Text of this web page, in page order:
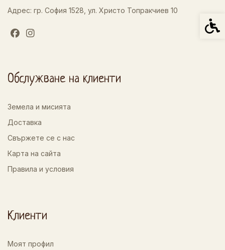
Адрес: гр. София 1528, ул. Христо Топракчиев 10
Обслужване на клиенти
Земела и мисията
Доставка
Свържете се с нас
Карта на сайта
Правила и условия
Клиенти
Моят профил